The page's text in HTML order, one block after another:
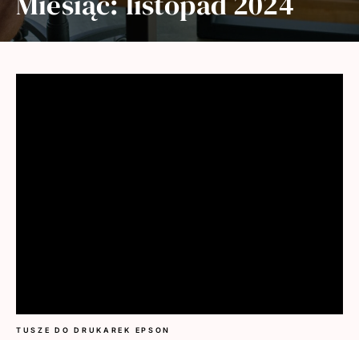
TUSZE DO DRUKAREK EPSON